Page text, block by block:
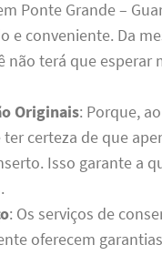
Ponte Grande –
e conveniente. Da
não terá que
Originais: Porque,
certeza de que
Isso garante a
: Os serviços de
oferecem